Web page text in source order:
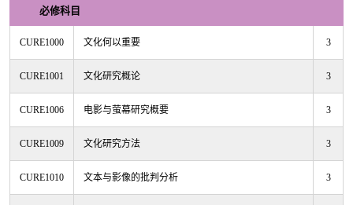
课
必修科目
CURE1000 文化何以重要 3
CURE1001 文化研究概论 3
CURE1006 电影与萤幕研究概要 3
CURE1009 文化研究方法 3
CURE1010 文本与影像的批判分析 3